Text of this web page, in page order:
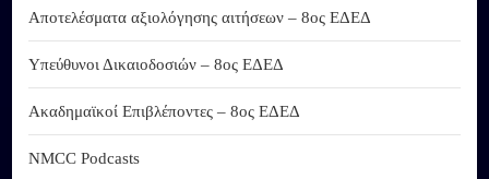
Αποτελέσματα αξιολόγησης αιτήσεων – 8ος ΕΔΕΔ
Υπεύθυνοι Δικαιοδοσιών – 8ος ΕΔΕΔ
Ακαδημαϊκοί Επιβλέποντες – 8ος ΕΔΕΔ
NMCC Podcasts